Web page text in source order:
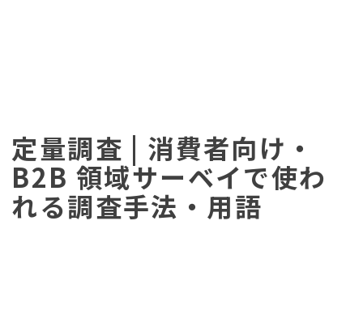
定量調査 | 消費者向け・
B2B 領域サーベイで使わ
れる調査手法・用語